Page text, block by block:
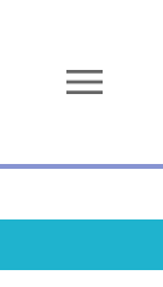
menu